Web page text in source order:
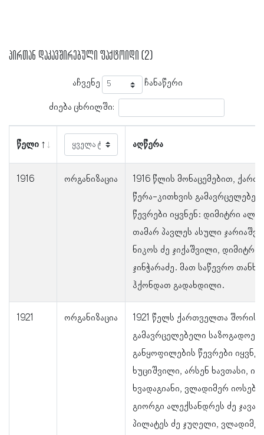
პირთან დაკავშირებული ფაქტოიდი (2)
აჩვენე ჩანაწერი
ძიება ცხრილში:
წელი აღწერა
1916 ორგანიზაცია
1916 წლის მონაცემებით,
წერა-კითხვის
წევრები იყვნენ: დიმიტრი
თამარ პავლეს ასული
ნიკოს ძე ჯიქაშვილი, დიმიტრი
ჯინჭარაძე. მათ საწევრო
ჰქონდათ გადახდილი.
1921 ორგანიზაცია
1921 წელს ქართველთა შორის
გამავრცელებელი
განყოფილების წევრები
ხუციშვილი, არსენ ხავთასი,
ხვადაგიანი, ვლადიმერ
გიორგი ალექსანდრეს ძე
პილატეს ძე ჯუღელი,